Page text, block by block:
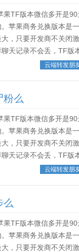
TF版本微信多开是
苹果商务兑换版本是
，只要开发商不关闭
天记录不会丢，TF版
。˂img src... 云端转发朋
粉么
TF版本微信多开是
苹果商务兑换版本是
，只要开发商不关闭
天记录不会丢，TF版
。˂img src... 云端转发朋
么
TF版本微信多开是
苹果商务兑换版本是
，只要开发商不关闭